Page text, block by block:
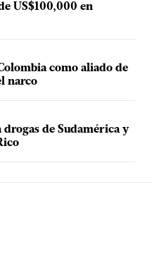
US$100,000 en
como aliado de
narco
drogas de Sudamérica y